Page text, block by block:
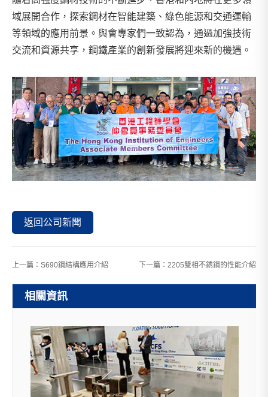
域展開合作，探索鋼材在智能建築、綠色能源和交通運輸
等領域的應用前景。與會專家們一致認為，通過加強技術
交流和資源共享，鋼鐵產業的創新發展將迎來新的機遇。
返回公司新聞
上一篇： S690鋼結構應用介紹 下一篇： 2205雙相不銹鋼的性能介紹
相關資訊